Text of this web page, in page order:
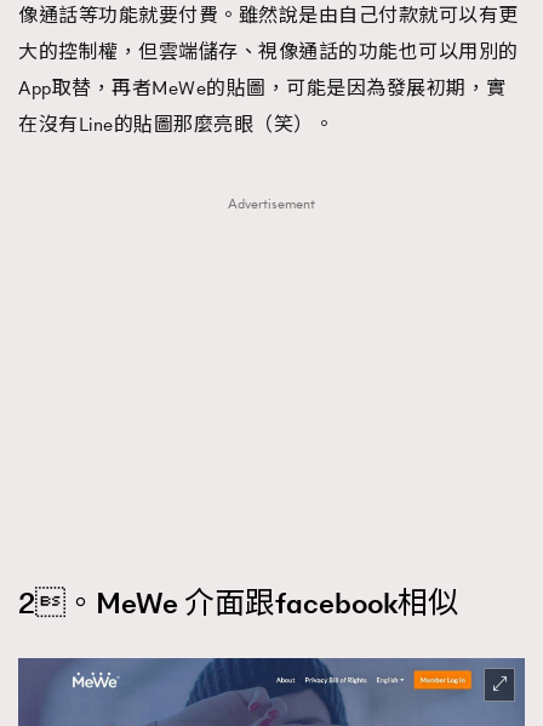
像通話等功能就要付費。雖然說是由自己付款就可以有更
大的控制權，但雲端儲存、視像通話的功能也可以用別的
App取替，再者MeWe的貼圖，可能是因為發展初期，實
在沒有Line的貼圖那麼亮眼（笑）。
Advertisement
2。MeWe 介面跟facebook相似